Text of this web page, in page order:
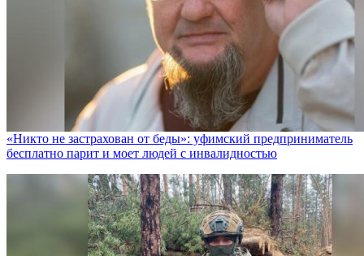
«Никто не заcтрахован от беды»: уфимский предприниматель
бесплатно парит и моет людей с инвалидностью